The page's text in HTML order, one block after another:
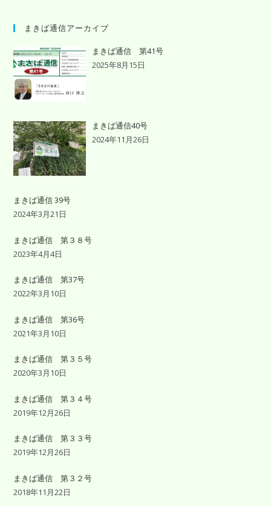
まきば通信アーカイブ
まきば通信 第41号
2025年8月15日
まきば通信40号
2024年11月26日
まきば通信 39号
2024年3月21日
まきば通信 第３８号
2023年4月4日
まきば通信 第37号
2022年3月10日
まきば通信 第36号
2021年3月10日
まきば通信 第３５号
2020年3月10日
まきば通信 第３４号
2019年12月26日
まきば通信 第３３号
2019年12月26日
まきば通信 第３２号
2018年11月22日